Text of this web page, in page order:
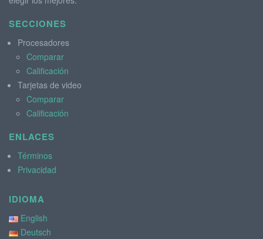
SECCIONES
Procesadores
Comparar
Calificación
Tarjetas de video
Comparar
Calificación
ENLACES
Términos
Privacidad
IDIOMA
English
Deutsch